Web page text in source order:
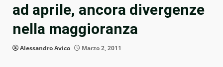
ad aprile, ancora divergenze
nella maggioranza
Alessandro Avico Marzo 2, 2011